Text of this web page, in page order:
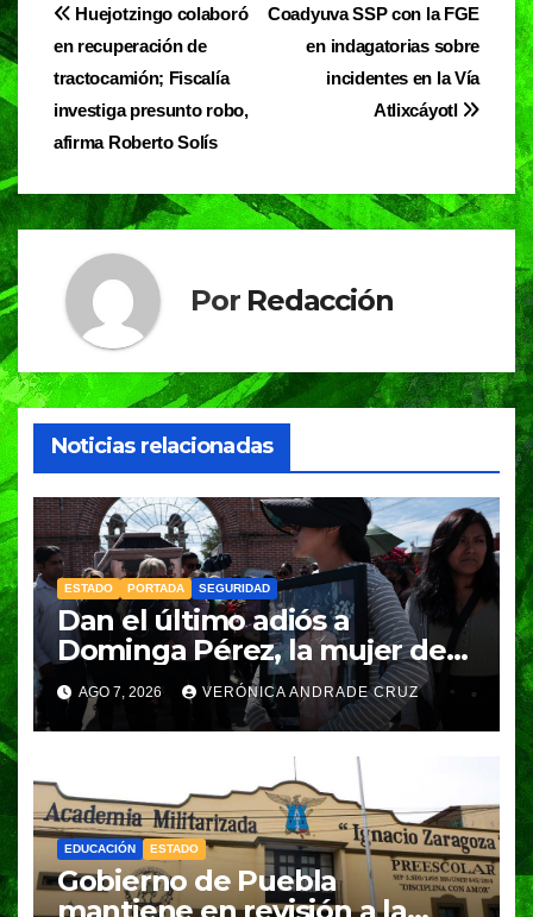
b
o
o
k
A
p
p
Navegación
de
entradas
Coadyuva SSP con la FGE
en indagatorias sobre
incidentes en la Vía
Atlixcáyotl
Huejotzingo colaboró
en recuperación de
tractocamión; Fiscalía
investiga presunto robo,
afirma Roberto Solís
Por Redacción
Noticias relacionadas
ESTADO PORTADA SEGURIDAD
Dan el último adiós a
Dominga Pérez, la mujer de
83 años asesinada durante un
asalto en Amozoc
AGO 7, 2026 VERÓNICA ANDRADE CRUZ
EDUCACIÓN ESTADO
Gobierno de Puebla
mantiene en revisión a la